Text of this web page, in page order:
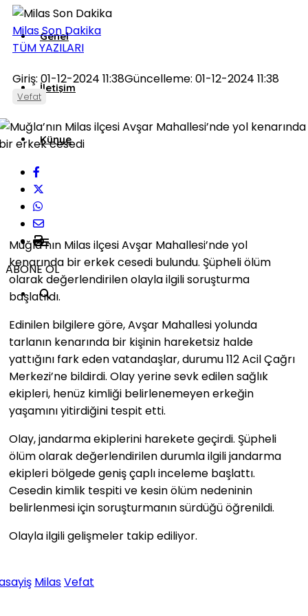
Genel
İletişim
Künye
Milas Son Dakika
TÜM YAZILARI
Giriş: 01-12-2024 11:38Güncelleme: 01-12-2024 11:38
Vefat
ABONE OL
Muğla’nın Milas ilçesi Avşar Mahallesi’nde yol
kenarında bir erkek cesedi bulundu. Şüpheli ölüm
olarak değerlendirilen olayla ilgili soruşturma
başlatıldı.
Edinilen bilgilere göre, Avşar Mahallesi yolunda
tarlanın kenarında bir kişinin hareketsiz halde
yattığını fark eden vatandaşlar, durumu 112 Acil Çağrı
Merkezi’ne bildirdi. Olay yerine sevk edilen sağlık
ekipleri, henüz kimliği belirlenemeyen erkeğin
yaşamını yitirdiğini tespit etti.
Olay, jandarma ekiplerini harekete geçirdi. Şüpheli
ölüm olarak değerlendirilen durumla ilgili jandarma
ekipleri bölgede geniş çaplı inceleme başlattı.
Cesedin kimlik tespiti ve kesin ölüm nedeninin
belirlenmesi için soruşturmanın sürdüğü öğrenildi.
Olayla ilgili gelişmeler takip ediliyor.
MilasVefat